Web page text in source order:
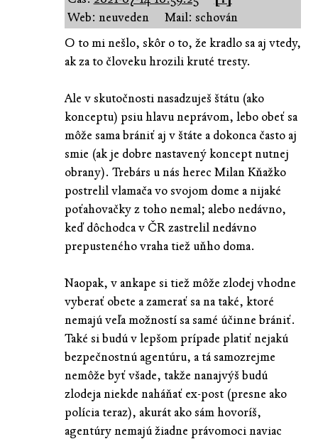
Web: neuveden
Mail: schován
O to mi nešlo, skôr o to, že kradlo sa aj vtedy,
ak za to človeku hrozili kruté tresty.
Ale v skutočnosti nasadzuješ štátu (ako
konceptu) psiu hlavu neprávom, lebo obeť sa
môže sama brániť aj v štáte a dokonca často aj
smie (ak je dobre nastavený koncept nutnej
obrany). Trebárs u nás herec Milan Kňažko
postrelil vlamača vo svojom dome a nijaké
poťahovačky z toho nemal; alebo nedávno,
keď dôchodca v ČR zastrelil nedávno
prepusteného vraha tiež uňho doma.
Naopak, v ankape si tiež môže zlodej vhodne
vyberať obete a zamerať sa na také, ktoré
nemajú veľa možností sa samé účinne brániť.
Také si budú v lepšom prípade platiť nejakú
bezpečnostnú agentúru, a tá samozrejme
nemôže byť všade, takže nanajvýš budú
zlodeja niekde naháňať ex-post (presne ako
polícia teraz), akurát ako sám hovoríš,
agentúry nemajú žiadne právomoci naviac